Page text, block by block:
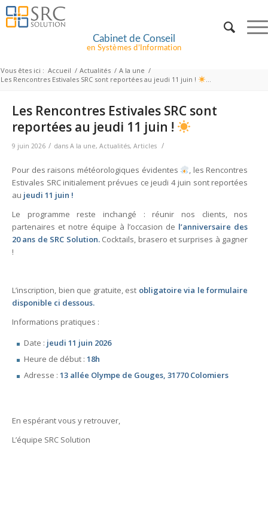
Cabinet de Conseil
en Systèmes d’Information
Vous êtes ici : Accueil / Actualités / A la une /
Les Rencontres Estivales SRC sont reportées au jeudi 11 juin !
...
Les Rencontres Estivales SRC sont
reportées au jeudi 11 juin !
9 juin 2026 / dans A la une, Actualités, Articles /
Pour des raisons météorologiques évidentes
, les Rencontres
Estivales SRC initialement prévues ce jeudi 4 juin sont reportées
au jeudi 11 juin !
Le programme reste inchangé : réunir nos clients, nos
partenaires et notre équipe à l’occasion de l’anniversaire des
20 ans de SRC Solution.Cocktails, brasero et surprises à gagner
!
L’inscription, bien que gratuite, est obligatoire via le formulaire
disponible ci dessous.
Informations pratiques :
Date : jeudi 11 juin 2026
Heure de début : 18h
Adresse : 13 allée Olympe de Gouges, 31770 Colomiers
En espérant vous y retrouver,
L’équipe SRC Solution